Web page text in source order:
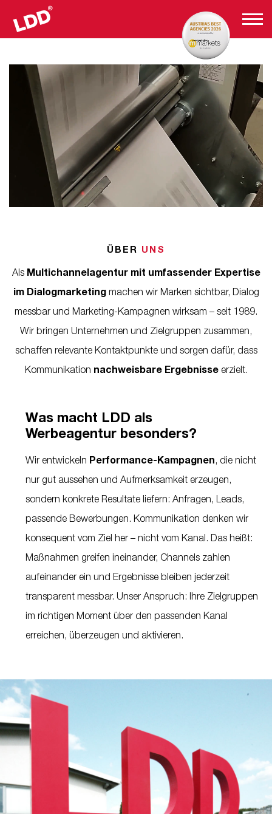
ÜBER UNS
Als Multichannelagentur mit umfassender Expertise
im Dialogmarketingmachen wir Marken sichtbar, Dialog
messbar und Marketing-Kampagnen wirksam – seit 1989.
Wir bringen Unternehmen und Zielgruppen zusammen,
schaffen relevante Kontaktpunkte und sorgen dafür, dass
Kommunikation nachweisbare Ergebnisseerzielt.
Was macht LDD als
Werbeagentur besonders?
Wir entwickeln Performance-Kampagnen, die nicht
nur gut aussehen und Aufmerksamkeit erzeugen,
sondern konkrete Resultate liefern: Anfragen, Leads,
passende Bewerbungen. Kommunikation denken wir
konsequent vom Ziel her – nicht vom Kanal. Das heißt:
Maßnahmen greifen ineinander, Channels zahlen
aufeinander ein und Ergebnisse bleiben jederzeit
transparent messbar. Unser Anspruch: Ihre Zielgruppen
im richtigen Moment über den passenden Kanal
erreichen, überzeugen und aktivieren.